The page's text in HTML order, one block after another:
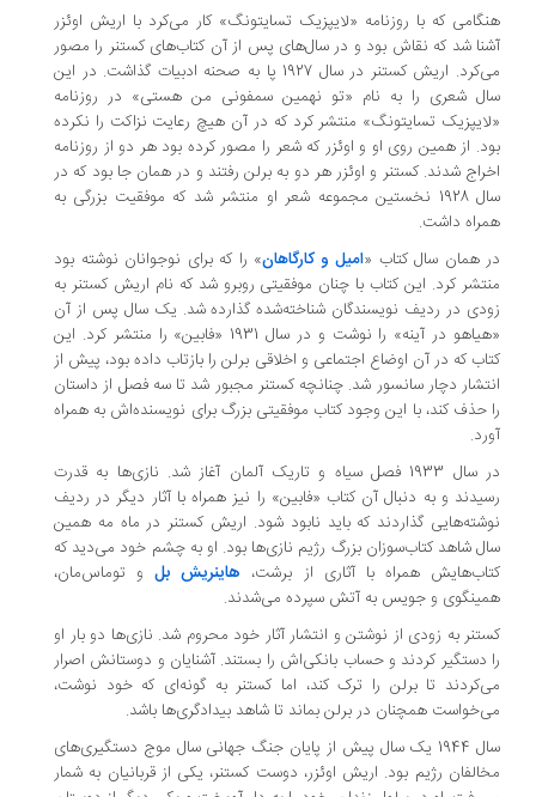
که با روزنامه‌ «لایپزیک تسایتونگ» کار می‌کرد با اریش اوئزر
شد که نقاش بود و در سال‌های پس از آن کتاب‌های کستنر را مصور
می‌کرد. اریش کستنر در سال 1927 پا به صحنه‌ ادبیات گذاشت. در این
شعری را به نام «تو نهمین سمفونی من هستی» در روزنامه
تسایتونگ» منتشر کرد که در آن هیچ رعایت نزاکت را نکرده
همین روی او و اوئزر که شعر را مصور کرده بود هر دو از روزنامه
شدند. کستنر و اوئزر هر دو به برلن رفتند و در همان جا بود که در
مجموعه‌ شعر او منتشر شد که موفقیت بزرگی به
داشت.
همان سال کتاب « امیل و کارگاهان» را که برای نوجوانان نوشته بود
کرد. این کتاب با چنان موفقیتی روبرو شد که نام اریش کستنر به
در ردیف نویسندگان شناخته‌شده گذارده شد. یک سال پس از آن
«هیاهو در آینه» را نوشت و در سال 1931 «فابین» را منتشر کرد. این
کهدر آن اوضاع اجتماعی و اخلاقی برلن را بازتاب داده بود، پیش از
دچار سانسور شد. چنانچه کستنر مجبور شد تا سه فصل از داستان
حذف کند،با این وجود کتاب موفقیتی بزرگ برای نویسنده‌اش به همراه
فصل سیاه و تاریک آلمان آغاز شد.
نازی‌ها به قدرت
و به دنبال آن کتاب «فابین» را نیز‌ همراه با آثار دیگر در ردیف
گذاردند که باید نابود شود. اریش کستنر در ماه مه همین
شاهد کتاب‌سوزان بزرگ رژیم نازی‌ها بود. او به چشم خود می‌دید که
همراه با آثاری از برشت،‌هاینریش بلو توماس‌مان،
و جویس بهآتش سپرده می‌شدند.
به زودی از نوشتن و انتشار آثار خود محروم شد. نازی‌ها دو بار او
دستگیر کردند و حساب بانکی‌اش را بستند. آشنایان و دوستانش اصرار
تا برلن را ترک کند، اما کستنر به گونه‌ای که خود نوشت،
همچناندر برلن بماند تا شاهد بیدادگری‌ها باشد.
دستگیری‌های
رژیم بود. اریش اوئزر، دوست کستنر، یکی از قربانیان به شمار